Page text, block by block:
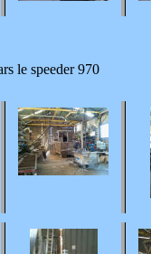
le speeder 970